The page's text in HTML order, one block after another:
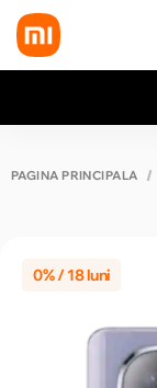
PAGINA PRINCIPALĂ
0% / 18 luni